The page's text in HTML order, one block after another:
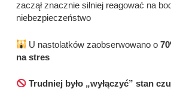
zaczął znacznie silniej reagować na
niebezpieczeństwo
U nastolatków zaobserwowano o
na stres
Trudniej było „wyłączyć” stan